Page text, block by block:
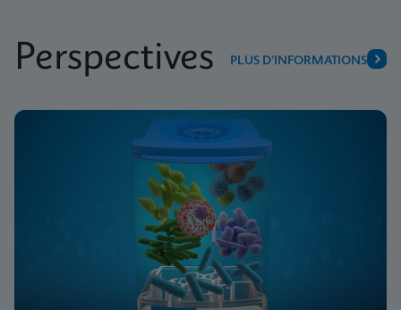
Perspectives PLUS D’INFORMATIONS